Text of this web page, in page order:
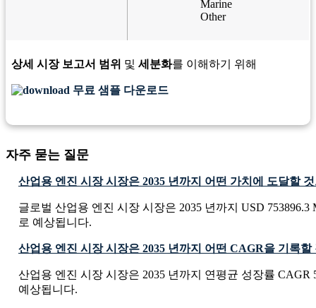
Marine
Other
상세 시장 보고서 범위 및 세분화를 이해하기 위해
무료 샘플 다운로드
자주 묻는 질문
산업용 엔진 시장 시장은 2035 년까지 어떤 가치에 도달할
글로벌 산업용 엔진 시장 시장은 2035 년까지 USD
로 예상됩니다.
산업용 엔진 시장 시장은 2035 년까지 어떤 CAGR을 기록
산업용 엔진 시장 시장은 2035 년까지 연평균 성장률 CAGR
예상됩니다.